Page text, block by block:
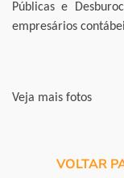
Públicas e
empresários
Veja mais fotos
VOLTAR